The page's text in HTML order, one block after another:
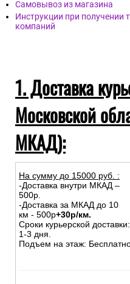
Самовывоз из магазина
Инструкции при получении
компаний
1. Доставка
Московской
МКАД):
На сумму до 15000 руб. :
-Доставка внутри МКАД –
500р.
-Доставка за МКАД до 10
км - 500р+30р/км.
Сроки курьерской доставки:
1-3 дня.
Подъем на этаж: